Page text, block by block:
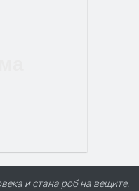
и стана роб на вещите.